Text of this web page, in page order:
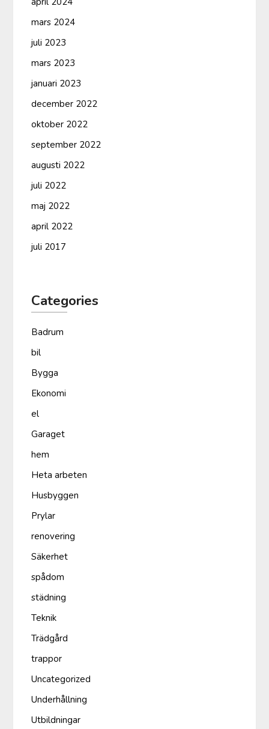
mars 2024
juli 2023
mars 2023
januari 2023
december 2022
oktober 2022
september 2022
augusti 2022
juli 2022
maj 2022
april 2022
juli 2017
Categories
Badrum
bil
Bygga
Ekonomi
el
Garaget
hem
Heta arbeten
Husbyggen
Prylar
renovering
Säkerhet
spådom
städning
Teknik
Trädgård
trappor
Uncategorized
Underhållning
Utbildningar